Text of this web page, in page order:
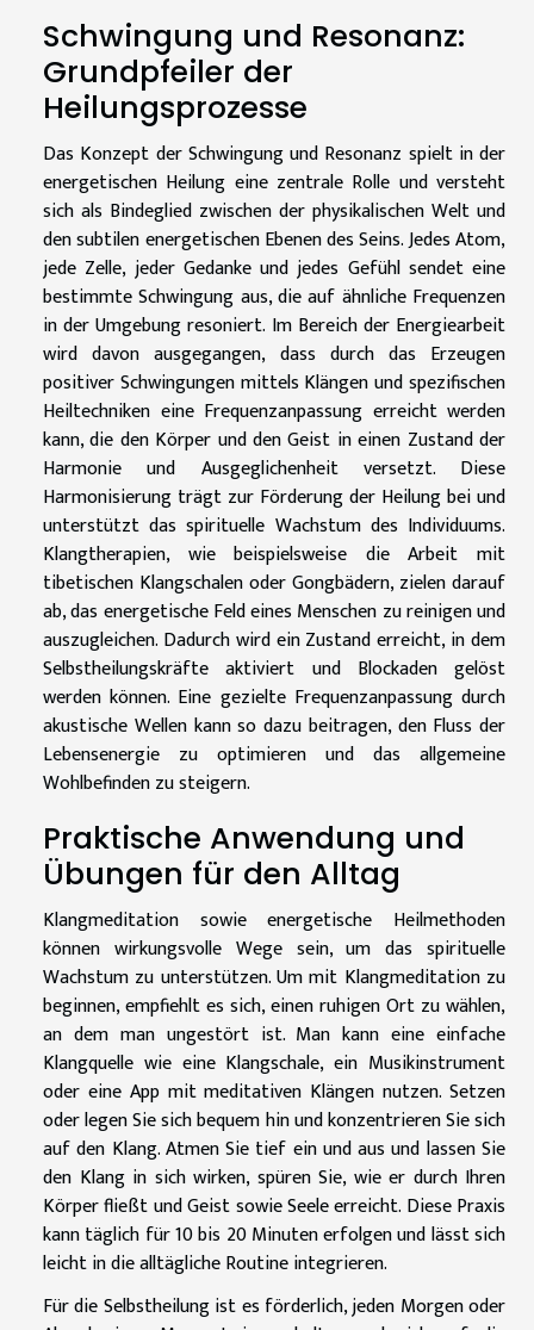
Schwingung und Resonanz:
Grundpfeiler der
Heilungsprozesse
Das Konzept der Schwingung und Resonanz spielt in der
energetischen Heilung eine zentrale Rolle und versteht
sich als Bindeglied zwischen der physikalischen Welt und
den subtilen energetischen Ebenen des Seins. Jedes Atom,
jede Zelle, jeder Gedanke und jedes Gefühl sendet eine
bestimmte Schwingung aus, die auf ähnliche Frequenzen
in der Umgebung resoniert. Im Bereich der Energiearbeit
wird davon ausgegangen, dass durch das Erzeugen
positiver Schwingungen mittels Klängen und spezifischen
Heiltechniken eine Frequenzanpassung erreicht werden
kann, die den Körper und den Geist in einen Zustand der
Harmonie und Ausgeglichenheit versetzt. Diese
Harmonisierung trägt zur Förderung der Heilung bei und
unterstützt das spirituelle Wachstum des Individuums.
Klangtherapien, wie beispielsweise die Arbeit mit
tibetischen Klangschalen oder Gongbädern, zielen darauf
ab, das energetische Feld eines Menschen zu reinigen und
auszugleichen. Dadurch wird ein Zustand erreicht, in dem
Selbstheilungskräfte aktiviert und Blockaden gelöst
werden können. Eine gezielte Frequenzanpassung durch
akustische Wellen kann so dazu beitragen, den Fluss der
Lebensenergie zu optimieren und das allgemeine
Wohlbefinden zu steigern.
Praktische Anwendung und
Übungen für den Alltag
Klangmeditation sowie energetische Heilmethoden
können wirkungsvolle Wege sein, um das spirituelle
Wachstum zu unterstützen. Um mit Klangmeditation zu
beginnen, empfiehlt es sich, einen ruhigen Ort zu wählen,
an dem man ungestört ist. Man kann eine einfache
Klangquelle wie eine Klangschale, ein Musikinstrument
oder eine App mit meditativen Klängen nutzen. Setzen
oder legen Sie sich bequem hin und konzentrieren Sie sich
auf den Klang. Atmen Sie tief ein und aus und lassen Sie
den Klang in sich wirken, spüren Sie, wie er durch Ihren
Körper fließt und Geist sowie Seele erreicht. Diese Praxis
kann täglich für 10 bis 20 Minuten erfolgen und lässt sich
leicht in die alltägliche Routine integrieren.
Für die Selbstheilung ist es förderlich, jeden Morgen oder